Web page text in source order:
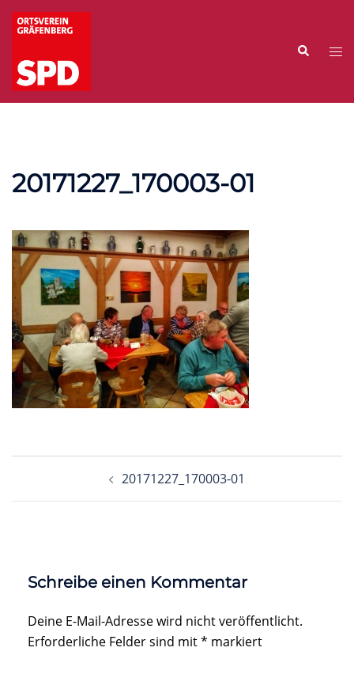
Zum
Inhalt
Suche
20171227_170003-01
20171227_170003-01
Schreibe einen Kommentar
Deine E-Mail-Adresse wird nicht veröffentlicht.
Erforderliche Felder sind mit* markiert